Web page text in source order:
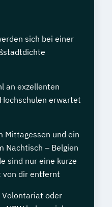
sich bei einer
an exzellenten
erwartet
Mittagessen und ein
Nachtisch – Belgien
sind nur eine kurze
von dir entfernt
Volontariat oder